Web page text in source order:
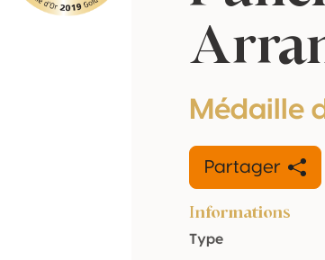
Médaille
Partager
Informations
Type